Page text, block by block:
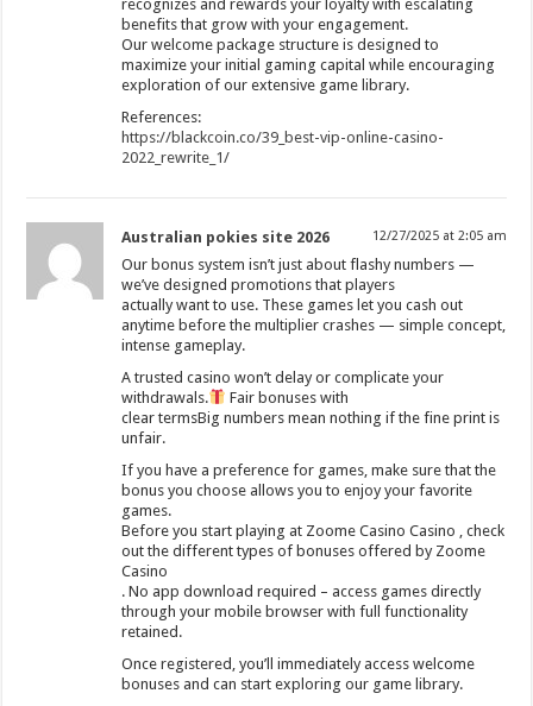
recognizes and rewards your loyalty with escalating
benefits that grow with your engagement.
Our welcome package structure is designed to
maximize your initial gaming capital while encouraging
exploration of our extensive game library.
References:
https://blackcoin.co/39_best-vip-online-casino-
2022_rewrite_1/
Australian pokies site 2026 12/27/2025 at 2:05 am
Our bonus system isn’t just about flashy numbers —
we’ve designed promotions that players
actually want to use. These games let you cash out
anytime before the multiplier crashes — simple concept,
intense gameplay.
A trusted casino won’t delay or complicate your
withdrawals.
Fair bonuses with
clear termsBig numbers mean nothing if the fine print is
unfair.
If you have a preference for games, make sure that the
bonus you choose allows you to enjoy your favorite
games.
Before you start playing at Zoome Casino Casino , check
out the different types of bonuses offered by Zoome
Casino
. No app download required – access games directly
through your mobile browser with full functionality
retained.
Once registered, you’ll immediately access welcome
bonuses and can start exploring our game library.